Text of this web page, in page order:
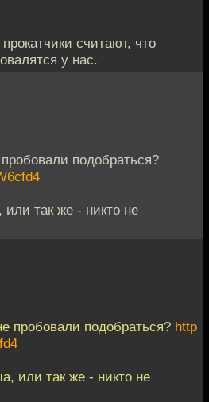
считают, что
у нас.
подобраться?
так же - никто не
пробовали подобраться? http
или так же - никто не